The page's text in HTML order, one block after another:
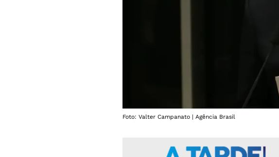
Foto: Valter Campanato | Agência Brasil